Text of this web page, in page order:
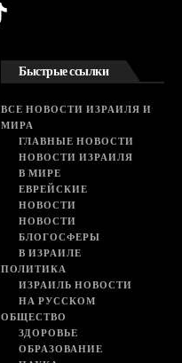
Быстрые ссылки
ВСЕ НОВОСТИ ИЗРАИЛЯ И
МИРА
ГЛАВНЫЕ НОВОСТИ
НОВОСТИ ИЗРАИЛЯ
В МИРЕ
ЕВРЕЙСКИЕ
НОВОСТИ
НОВОСТИ
БЛОГОСФЕРЫ
В ИЗРАИЛЕ
ПОЛИТИКА
ИЗРАИЛЬ НОВОСТИ
НА РУССКОМ
ОБЩЕСТВО
ЗДОРОВЬЕ
ОБРАЗОВАНИЕ